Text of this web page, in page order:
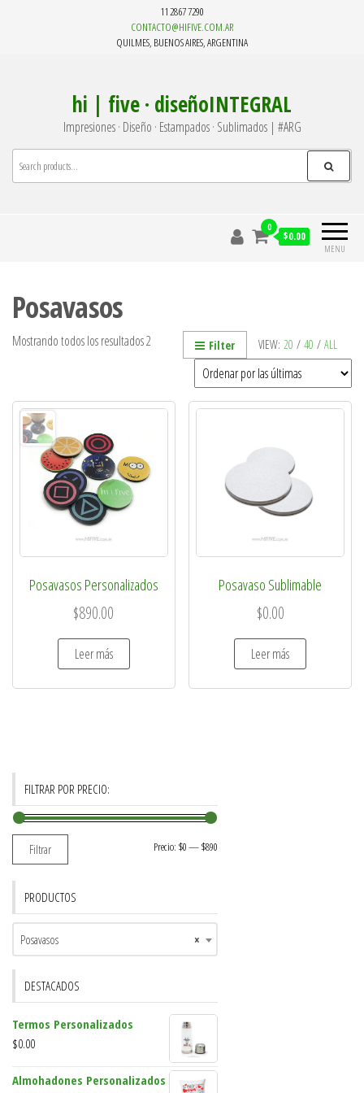
11 2867 7290
CONTACTO@HIFIVE.COM.AR
QUILMES, BUENOS AIRES, ARGENTINA
hi | five · diseñoINTEGRAL
Impresiones · Diseño · Estampados · Sublimados | #ARG
MENU
0
$0.00
Posavasos
VIEW: 20 / 40 / ALL
Filter
Mostrando todos los resultados 2
Posavasos Personalizados
$890.00
Leer más
Posavaso Sublimable
$0.00
Leer más
FILTRAR POR PRECIO:
Filtrar Precio: $0—$890
PRODUCTOS
×
Posavasos
DESTACADOS
Termos Personalizados
$0.00
Almohadones Personalizados